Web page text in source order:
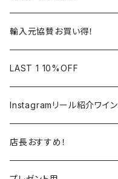
ロワール
フランス
ラングドック
イタリア
トスカーナ
ヴェネト
スペイン
リオハ
ラングドック
フランス
イタリア
トスカーナ
ピエモンテ
スペイン
カリニェナ
イタリア
南アフリカ
ニュージーランド
イギリス
オーストラリア
カリフォルニア
日本
輸入元協賛お買い得！
LAST 1 10%OFF
Instagramリール紹介ワイン
店長おすすめ！